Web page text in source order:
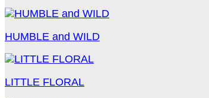
HUMBLE and WILD
LITTLE FLORAL